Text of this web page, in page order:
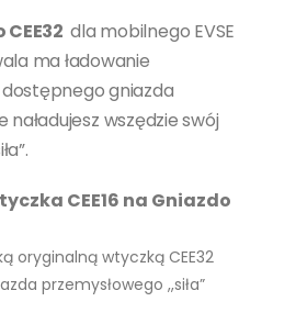
dla mobilnego EVSE
ma ładowanie
gniazda
naładujesz wszędzie swój
CEE16 na Gniazdo
oryginalną wtyczką CEE32
przemysłowego ,,siła”